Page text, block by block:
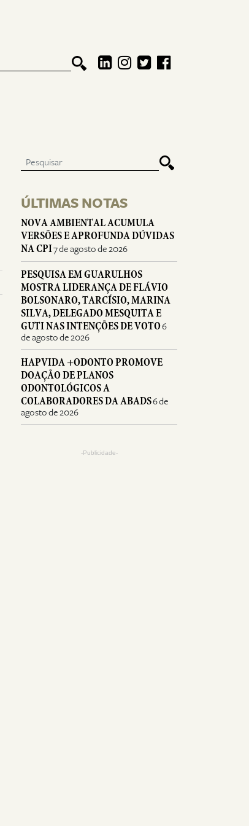
ÚLTIMAS NOTAS
NOVA AMBIENTAL ACUMULA
VERSÕES E APROFUNDA DÚVIDAS
NA CPI7 de agosto de 2026
PESQUISA EM GUARULHOS
MOSTRA LIDERANÇA DE FLÁVIO
BOLSONARO, TARCÍSIO, MARINA
SILVA, DELEGADO MESQUITA E
GUTI NAS INTENÇÕES DE VOTO6
de agosto de 2026
HAPVIDA +ODONTO PROMOVE
DOAÇÃO DE PLANOS
ODONTOLÓGICOS A
COLABORADORES DA ABADS6 de
agosto de 2026
-Publicidade-